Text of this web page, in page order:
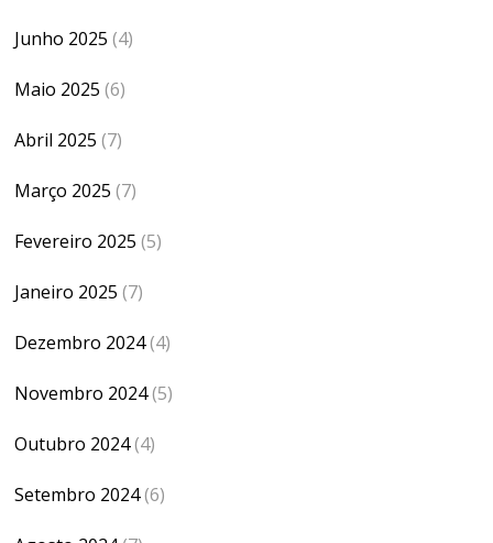
Junho 2025 (4)
Maio 2025 (6)
Abril 2025 (7)
Março 2025 (7)
Fevereiro 2025 (5)
Janeiro 2025 (7)
Dezembro 2024(4)
Novembro 2024(5)
Outubro 2024(4)
Setembro 2024(6)